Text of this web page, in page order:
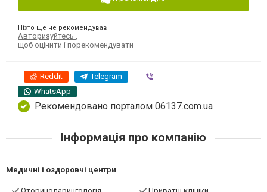
Ніхто ще не рекомендував
Авторизуйтесь
щоб оцінити і порекомендувати
Reddit Telegram
WhatsApp
Рекомендовано порталом 06137.com.ua
Інформація про компанію
Медичні і оздоровчі центри